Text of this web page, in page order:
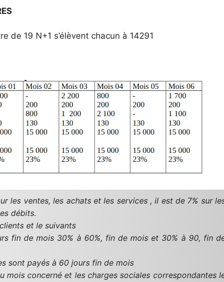
de 19 N+1 s’élèvent chacun à 14291
les ventes, les achats et les services , il est de 7% sur
débits.
et le suivants
fin de mois 30% à 60%, fin de mois et 30% à 90, fin
sont payés à 60 jours fin de mois
mois concerné et les charges sociales correspondantes